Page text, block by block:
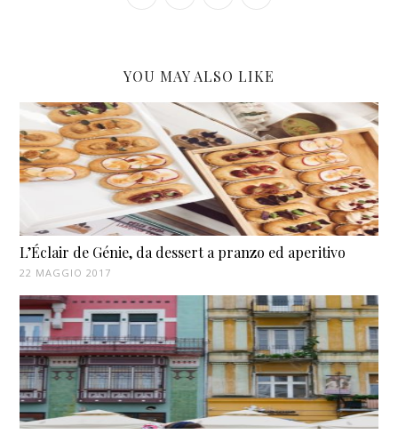
YOU MAY ALSO LIKE
L’Éclair de Génie, da dessert a pranzo ed aperitivo
22 MAGGIO 2017